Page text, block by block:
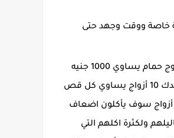
خاصة ووقت وجهد حتى
كثرة الحمام الرخيص تقلل المكسب وتضيع المجهود مثلا ان كان عندك زوج حمام يساوي 1000 جنيه
حين تبيع زغلولين من انتاجه سوف تكسب على الأقل 500 جنيه اما ان كان عندك 10 أزواج يساوي كل قص
منهم 100 جنيه بإجمالي 1000 جنيه الثمن هو هو لكنك سوف تخسر لان ال10 أزواج سوف يأكلون اضعاف
لن تحصل ال500 نظرا لرخص زغاليلهم ولكثرة اكلهم التي